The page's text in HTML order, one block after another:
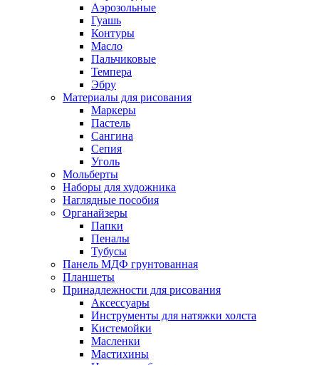
Аэрозольные
Гуашь
Контуры
Масло
Пальчиковые
Темпера
Эбру
Материалы для рисования
Маркеры
Пастель
Сангина
Сепия
Уголь
Мольберты
Наборы для художника
Наглядные пособия
Органайзеры
Папки
Пеналы
Тубусы
Панель МДФ грунтованная
Планшеты
Принадлежности для рисования
Аксессуары
Инструменты для натяжки холста
Кистемойки
Масленки
Мастихины